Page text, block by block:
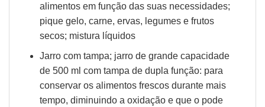
alimentos em função das suas necessidades;
pique gelo, carne, ervas, legumes e frutos
secos; mistura líquidos
Jarro com tampa; jarro de grande capacidade
de 500 ml com tampa de dupla função: para
conservar os alimentos frescos durante mais
tempo, diminuindo a oxidação e que o pode